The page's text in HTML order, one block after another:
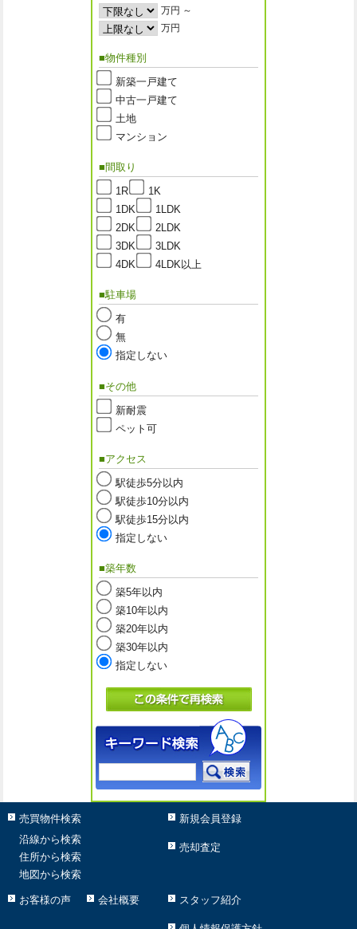
万円 ～
万円
■物件種別
新築一戸建て
中古一戸建て
土地
マンション
■間取り
1R
1K
1DK
1LDK
2DK
2LDK
3DK
3LDK
4DK
4LDK以上
■駐車場
有
無
指定しない
■その他
新耐震
ペット可
■アクセス
駅徒歩5分以内
駅徒歩10分以内
駅徒歩15分以内
指定しない
■築年数
築5年以内
築10年以内
築20年以内
築30年以内
指定しない
売買物件検索
沿線から検索
住所から検索
地図から検索
新規会員登録
売却査定
お客様の声 会社概要 スタッフ紹介